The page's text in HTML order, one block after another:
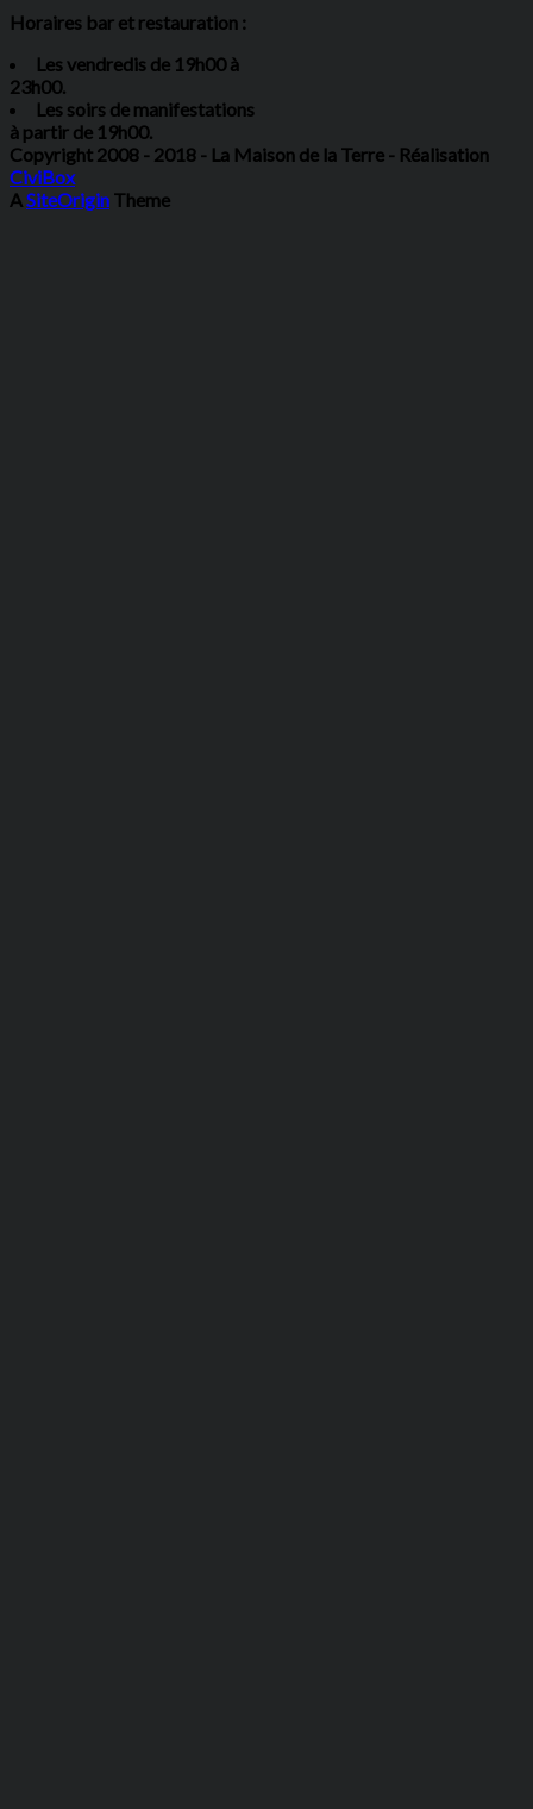
Horaires bar et restauration :
Les vendredis de 19h00 à
23h00.
Les soirs de manifestations
à partir de 19h00.
Copyright 2008 - 2018 - La Maison de la Terre - Réalisation
CiviBox
ASiteOrigin Theme